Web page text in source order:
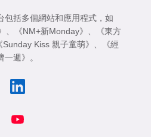
包括多個網站和應用程式，如
、 《NM+新Monday》 、
《東方
Sunday Kiss 親子童萌》 、
《經
一週》 。